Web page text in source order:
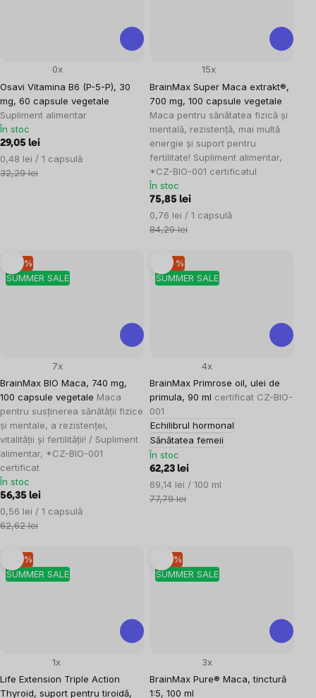
Osavi Vitamina B6 (P-5-P), 30
mg, 60 capsule vegetale
Supliment alimentar
0x
În stoc
29,05 lei
Evaluare
preţ:
0,48 lei / 1 capsulă
32,29 lei
BrainMax Super Maca extrakt®,
700 mg, 100 capsule vegetale
Maca pentru sănătatea fizică și
mentală, rezistență, mai multă
energie și suport pentru
fertilitate! Supliment alimentar,
*CZ-BIO-001 certificatul
15x
În stoc
75,85 lei
Evaluare
preţ:
0,76 lei / 1 capsulă
84,29 lei
SUMMER SALE
–10 %
BrainMax BIO Maca, 740 mg,
100 capsule vegetale Maca
pentru susținerea sănătății fizice
și mentale, a rezistenței,
vitalității și fertilității! / Supliment
alimentar, *CZ-BIO-001
certificat
7x
În stoc
56,35 lei
Evaluare
preţ:
0,56 lei / 1 capsulă
62,62 lei
SUMMER SALE
–20 %
BrainMax Primrose oil, ulei de
primula, 90 ml certificat CZ-BIO-
001
Echilibrul hormonal
Sănătatea femeii
4x
În stoc
62,23 lei
Evaluare
preţ:
69,14 lei / 100 ml
77,79 lei
SUMMER SALE
–10 %
Life Extension Triple Action
Thyroid, suport pentru tiroidă,
1x
SUMMER SALE
–10 %
BrainMax Pure® Maca, tinctură
1:5, 100 ml
3x